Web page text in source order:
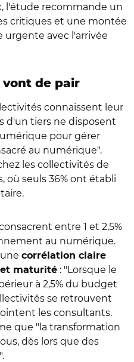
l'étude recommande un
critiques et une montée
avec l'arrivée
vont de pair
connaissent leur
d'un tiers ne disposent
pour gérer
au numérique".
les collectivités de
où seuls 36% ont établi
entre 1 et 2,5%
au numérique.
corrélation claire
maturité : "Lorsque le
à 2,5% du budget
se retrouvent
les consultants.
que "la transformation
dès lors que des